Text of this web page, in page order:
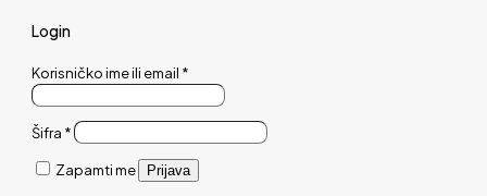
Login
Korisničko ime ili email *
Šifra *
Zapamti me Prijava